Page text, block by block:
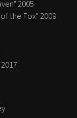
2005
the Fox" 2009